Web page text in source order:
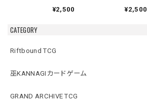
CATEGORY
Riftbound TCG
巫KANNAGIカードゲーム
GRAND ARCHIVE TCG
Ashes】《英語版》
¥2,500
Ashes】《英語版》
¥2,500